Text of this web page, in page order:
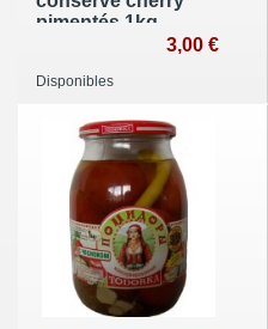
pimentés 1kg
3,00 €
Disponibles